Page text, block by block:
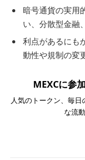
暗号通貨の実用
い、分散型金融
利点があるにも
動性や規制の変
MEXCに参
人気のトークン、毎
な流